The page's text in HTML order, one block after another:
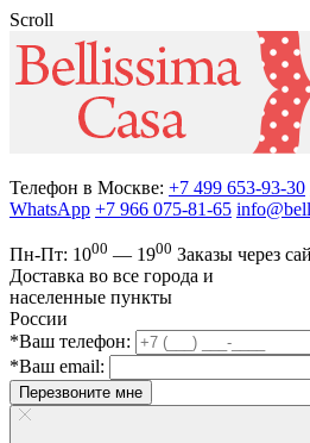
Scroll
Телефон в Москве: +7 499 653-93-30
WhatsApp +7 966 075-81-65
Пн-Пт: 1000 — 1900 Заказы через
Доставка во все города и
населенные пункты
России
*Ваш телефон:
*Ваш email:
Перезвоните мне